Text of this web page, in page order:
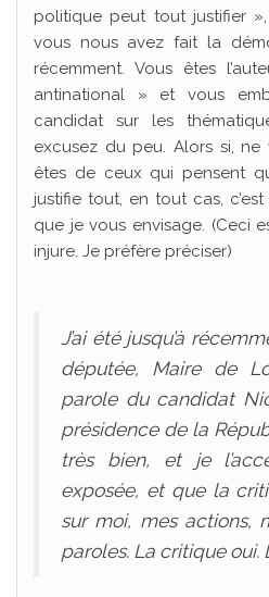
politique peut tout justifier
vous nous avez fait la
récemment. Vous êtes
antinational » et vous
candidat sur les
excusez du peu. Alors si,
êtes de ceux qui pensent
justifie tout, en tout cas,
que je vous envisage. (Ceci
injure. Je préfère préciser)
J’ai été jusqu’à
députée, Maire de
parole du candidat
présidence de la
très bien, et je
exposée, et que la
sur moi, mes actions,
paroles. La critique oui.